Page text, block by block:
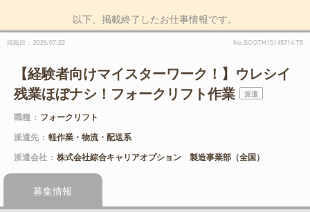
以下、掲載終了したお仕事情報です。
掲載日 2026/07/22 No.SCOTH15145714-T5
【経験者向けマイスターワーク！】ウレシイ
残業ほぼナシ！フォークリフト作業
派遣
職種
フォークリフト
派遣先
軽作業・物流・配送系
派遣会社
株式会社綜合キャリアオプション 製造事業部（全国）
募集情報